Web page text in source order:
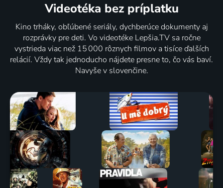
Videotéka bez príplatku
Kino trháky, obľúbené seriály, dychberúce dokumenty aj
rozprávky pre deti. Vo videotéke Lepšia.TV sa ročne
vystrieda viac než 15 000 rôznych filmov a tisíce ďalších
relácií. Vždy tak jednoducho nájdete presne to, čo vás baví.
Navyše v slovenčine.